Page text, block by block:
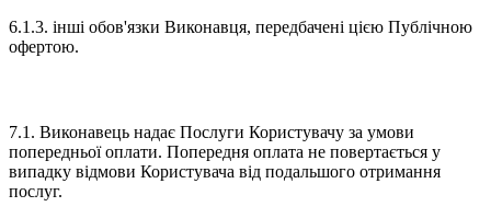
6.1.3. інші обов'язки Виконавця, передбачені цією Публічною
офертою.
7.1. Виконавець надає Послуги Користувачу за умови
попередньої оплати. Попередня оплата не повертається у
випадку відмови Користувача від подальшого отримання
послуг.